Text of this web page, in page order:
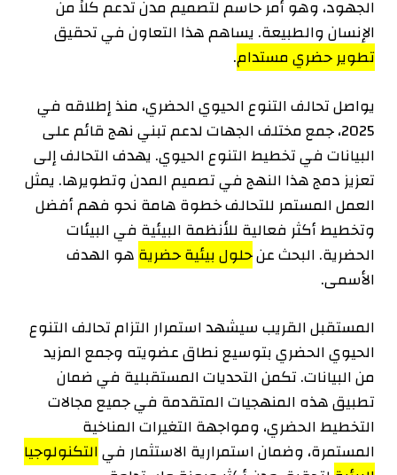
الجهود، وهو أمر حاسم لتصميم مدن تدعم كلاً من
الإنسان والطبيعة. يساهم هذا التعاون في تحقيق
تطوير حضري مستدام.
يواصل تحالف التنوع الحيوي الحضري، منذ إطلاقه في
2025، جمع مختلف الجهات لدعم تبني نهج قائم على
البيانات في تخطيط التنوع الحيوي. يهدف التحالف إلى
تعزيز دمج هذا النهج في تصميم المدن وتطويرها. يمثل
العمل المستمر للتحالف خطوة هامة نحو فهم أفضل
وتخطيط أكثر فعالية للأنظمة البيئية في البيئات
الحضرية. البحث عنحلول بيئية حضريةهو الهدف
الأسمى.
المستقبل القريب سيشهد استمرار التزام تحالف التنوع
الحيوي الحضري بتوسيع نطاق عضويته وجمع المزيد
من البيانات. تكمن التحديات المستقبلية في ضمان
تطبيق هذه المنهجيات المتقدمة في جميع مجالات
التخطيط الحضري، ومواجهة التغيرات المناخية
المستمرة، وضمان استمرارية الاستثمار فيالتكنولوجيا